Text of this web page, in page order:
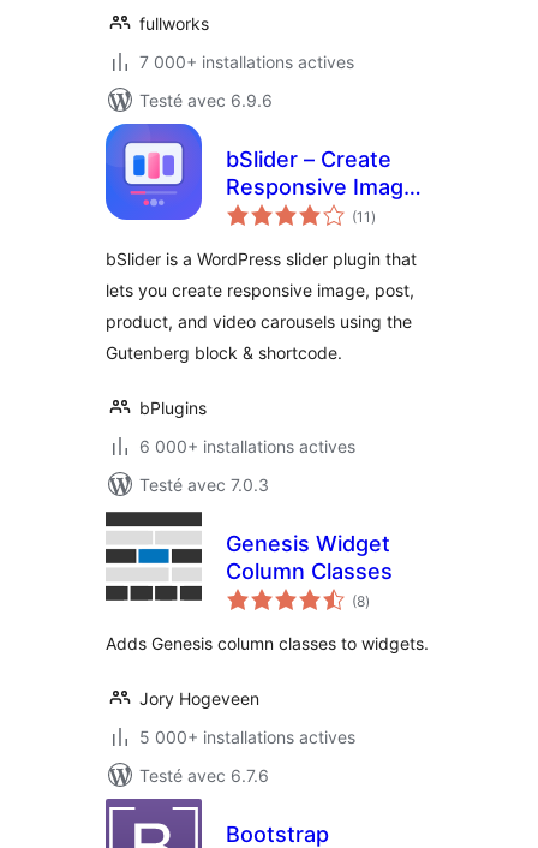
fullworks
7 000+ installations actives
Testé avec 6.9.6
bSlider – Create
Responsive Image,
Post, Product, and
(11 notes
en
)
bSlider is a WordPress slider plugin that
lets you create responsive image, post,
product, and video carousels using the
Gutenberg block & shortcode.
bPlugins
6 000+ installations actives
Testé avec 7.0.3
Genesis Widget
Column Classes
(8notes
en
)
Adds Genesis column classes to widgets.
Jory Hogeveen
5 000+ installations actives
Testé avec 6.7.6
Bootstrap